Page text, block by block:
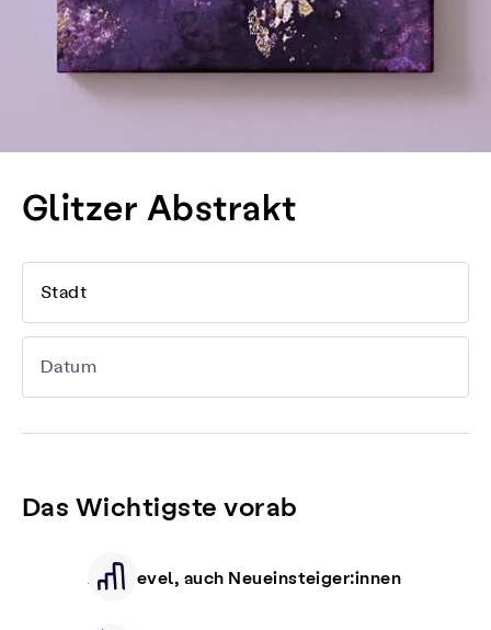
Glitzer Abstrakt
Stadt
Datum
Das Wichtigste vorab
Alle Level, auch Neueinsteiger:innen